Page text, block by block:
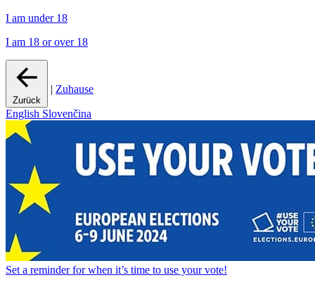
I am under 18
I am 18 or over 18
Zurück
| Zuhause
English Slovenčina
Set a reminderfor when it’s time to use your vote!